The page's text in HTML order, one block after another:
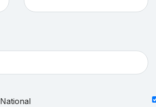
National